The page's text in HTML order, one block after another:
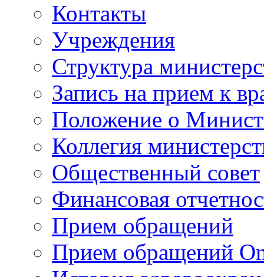
Контакты
Учреждения
Структура
Запись на прием к
Положение о
Коллегия
Общественный совет
Финансовая
Прием обращений
Прием обращений